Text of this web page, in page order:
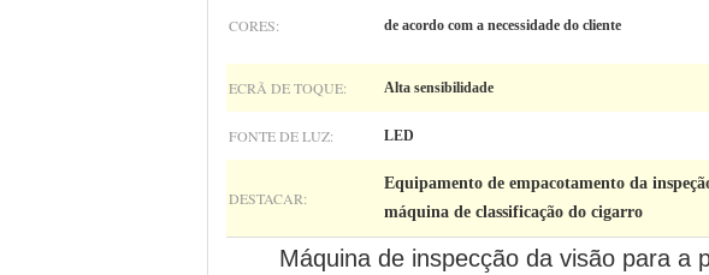
CORES: de acordo com a necessidade do cliente
ECRÃ DE TOQUE: Alta sensibilidade
FONTE DE LUZ: LED
DESTACAR:
Equipamento de empacotamento da
máquina de classificação do cigarro
Máquina de inspecção da visão para a